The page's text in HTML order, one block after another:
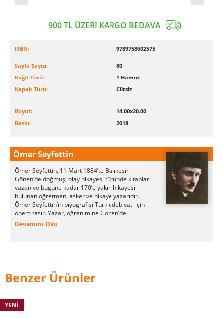
900 TL ÜZERİ KARGO BEDAVA
ISBN: 9789758602575
Sayfa Sayısı:
80
Kağıt Türü:
1.Hamur
Kapak Türü:
Ciltsiz
Boyut:
14.00x20.00
Baskı:
2018
Ömer Seyfettin
Ömer Seyfettin, 11 Mart 1884’te Balıkesir
Gönen’de doğmuş; olay hikayesi türünde kitaplar
yazan ve bugüne kadar 170’e yakın hikayesi
bulunan öğretmen, asker ve hikaye yazarıdır.
Ömer Seyfettin’in biyografisi Türk edebiyatı için
önem taşır. Yazar, öğrenimine Gönen’de
Mahalle Mektebinde başlamıştır. Ömer
Askeri İdadisine nakil alarak devam etmiştir.
Ömer Seyfettin, ilk edebi çalışmalarına Edirne’de
Ömer Seyfettin, 150’ye yakın hikaye yazmış ve
eserleri 60 dilde yayımlanmıştır. Yazarın kitapları
Devamını Oku
Benzer Ürünler
YENI